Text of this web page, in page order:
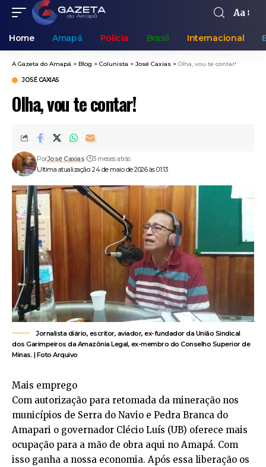
Aa
Home Amapá Polícia Brasil Internacional
A Gazeta do Amapá > Blog > Colunista > José Caxias > Olha, vou te contar!
JOSÉ CAXIAS
Olha, vou te contar!
Ultima atualização: 24 de maio de 2026 às 01:13
PorJosé Caxias 3 meses atrás
Jornalista diário, escritor, aviador, ex-fundador da União Sindical
dos Garimpeiros da Amazônia Legal, ex-membro do Conselho Superior de
Minas. | Foto Arquivo
Mais emprego
Com autorização para retomada da mineração nos
municípios de Serra do Navio e Pedra Branca do
Amapari o governador Clécio Luís (UB) oferece mais
ocupação para a mão de obra aqui no Amapá. Com
isso ganha a nossa economia. Após essa liberação os